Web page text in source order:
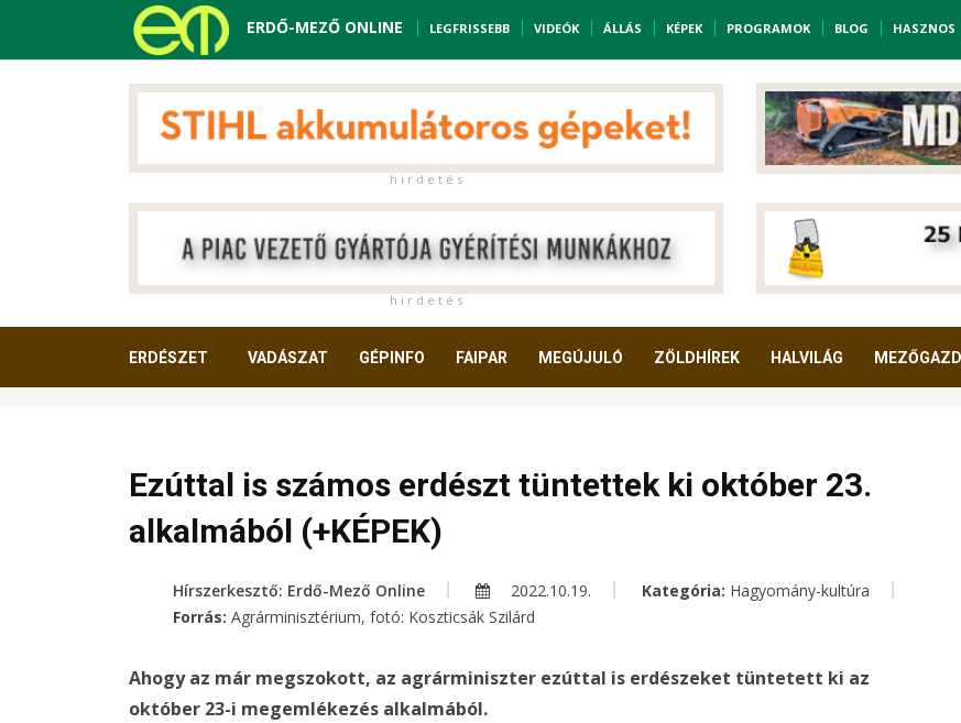
ERDŐ-MEZŐ ONLINE LEGFRISSEBB VIDEÓK ÁLLÁS KÉPEK PROGRAMOK BLOG HASZNOS
h i r d e t é s
h i r d e t é s
ERDÉSZET VADÁSZAT GÉPINFO FAIPAR MEGÚJULÓ ZÖLDHÍREK HALVILÁG
Ezúttal is számos erdészt tüntettek ki október 23.
alkalmából (+KÉPEK)
Hírszerkesztő: Erdő-Mező Online 2022.10.19. Kategória: Hagyomány-kultúra
Forrás: Agrárminisztérium, fotó: Koszticsák Szilárd
Ahogy az már megszokott, az agrárminiszter ezúttal is erdészeket tüntetett ki az
október 23-i megemlékezés alkalmából.